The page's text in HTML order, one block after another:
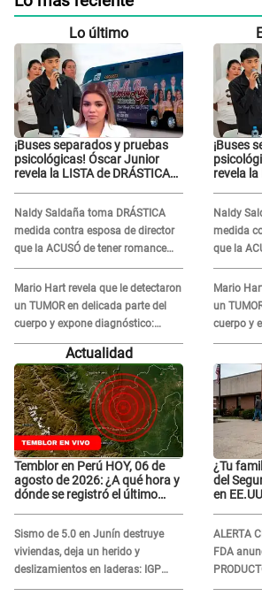
Lo último
¡Buses separados y pruebas
psicológicas! Óscar Junior
revela la LISTA de DRÁSTICAS
en 'La Bella Luz' tras caso
Naldy Saldaña
Naldy Saldaña toma DRÁSTICA
medida contra esposa de director
que la ACUSÓ de tener romance
con él: "Muy triste..."
Mario Hart revela que le detectaron
un TUMOR en delicada parte del
cuerpo y expone diagnóstico:
"Dolores muy fuertes..."
¡Buses
revela la
en 'La
Naldy
Naldy
medida
que la
con él:
Mario
un
cuerpo y
"Dolores
Actualidad
Temblor en Perú HOY, 06 de
agosto de 2026: ¿A qué hora y
dónde se registró el último
Sismo de 5.0 en Junín destruye
viviendas, deja un herido y
deslizamientos en laderas: IGP
alerta sobre posibles réplicas
¿Tu
del
en
ALERTA
FDA
MORTAL